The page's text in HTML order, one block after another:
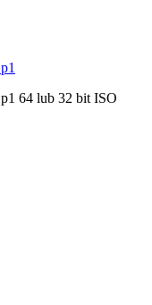
64 lub 32 bit ISO